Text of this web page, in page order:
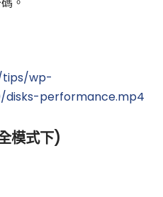
tips/wp-
performance.mp4
模式下)